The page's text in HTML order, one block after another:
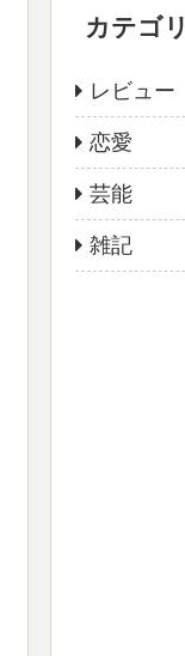
カテゴ
レビュー
恋愛
芸能
雑記